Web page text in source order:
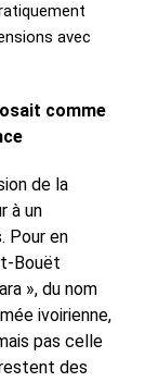
avec
comme
de la
à un
Pour en
Bouët
», du nom
ivoirienne,
pas celle
des